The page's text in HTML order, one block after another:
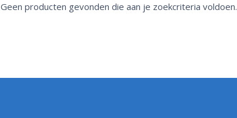
Geen producten gevonden die aan je zoekcriteria voldoen.